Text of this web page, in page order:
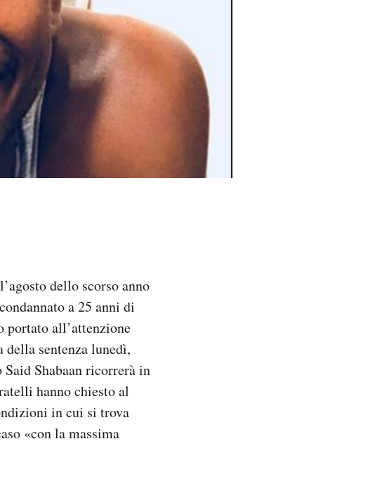
dello scorso anno
a 25 anni di
portato all’attenzione
della sentenza lunedì,
Said Shabaan ricorrerà in
hanno chiesto al
in cui si trova
«con la massima